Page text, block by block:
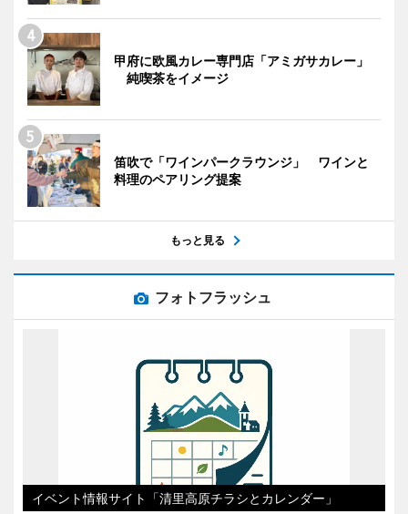
甲府に欧風カレー専門店「アミガサカレー」
純喫茶をイメージ
笛吹で「ワインパークラウンジ」 ワインと
料理のペアリング提案
もっと見る
フォトフラッシュ
イベント情報サイト「清里高原チラシとカレンダー」